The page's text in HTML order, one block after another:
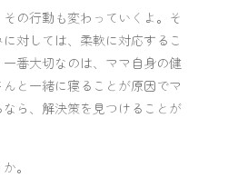
の行動も変わっていくよ。そ
対しては、柔軟に対応するこ
番大切なのは、ママ自身の健
と一緒に寝ることが原因でマ
ら、解決策を見つけることが
。